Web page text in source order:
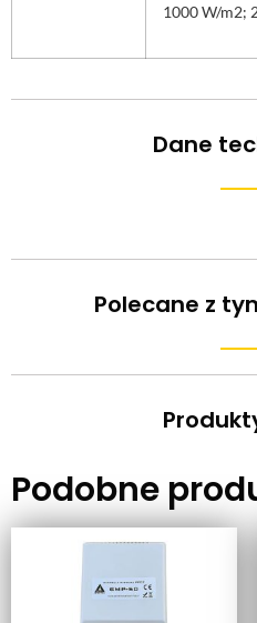
1000 W/m2;
Dane
Polecane z
Podobne